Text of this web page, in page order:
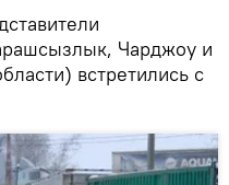
Чарджоу и
встретились с